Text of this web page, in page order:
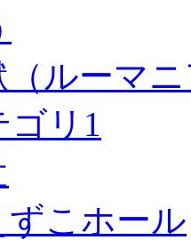
ルーマ
ゴリ1
こホール